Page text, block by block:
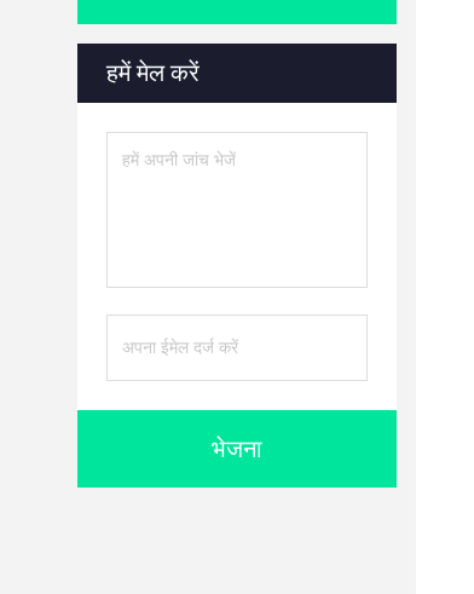
हमें मेल करें
भेजना